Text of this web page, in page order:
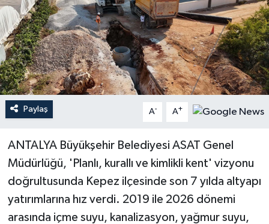
Paylaş A- A+
ANTALYA Büyükşehir Belediyesi ASAT Genel
Müdürlüğü, 'Planlı, kurallı ve kimlikli kent' vizyonu
doğrultusunda Kepez ilçesinde son 7 yılda altyapı
yatırımlarına hız verdi. 2019 ile 2026 dönemi
arasında içme suyu, kanalizasyon, yağmur suyu,
Haber Kuşakları
Haberler
KANALV Spor
Kültür Sanat
Magazin
Öğle Bülteni
Sağlık